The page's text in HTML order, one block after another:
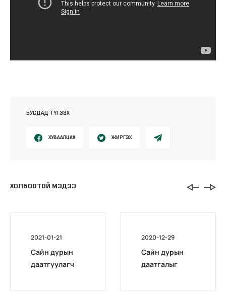
БУСДАД ТҮГЭЭХ
ХУВААЛЦАХ ЖИРГЭХ
ХОЛБООТОЙ МЭДЭЭ
2021-01-21
Сайн дурын
даатгуулагч
2020-12-29
Сайн дурын
даатгалыг